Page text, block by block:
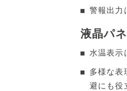
警報出力
液晶パ
水温表示
多様な表
避にも役